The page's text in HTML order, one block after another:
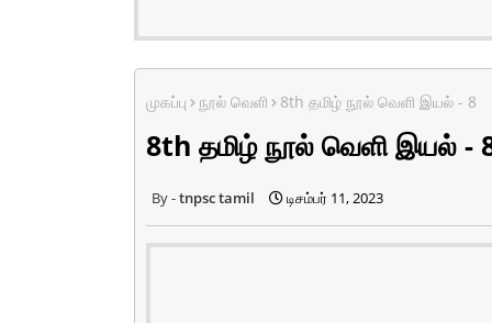
முகப்பு நூல் வெளி 8th தமிழ் நூல் வெளி இயல் - 8
8th தமிழ் நூல் வெளி இயல் -
tnpsc tamil டிசம்பர் 11, 2023